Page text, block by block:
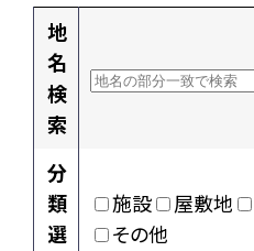
地
名
検
索
分
類
選
施設 屋敷地
その他